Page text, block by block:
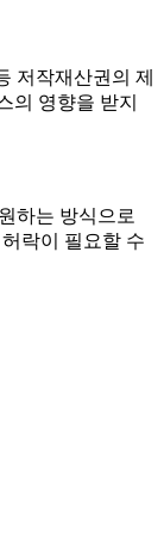
저작재산권의 제
의 영향을 받지
하는 방식으로
락이 필요할 수